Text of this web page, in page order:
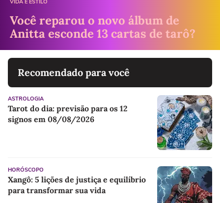
VIDA E ESTILO
Você reparou o novo álbum de
Anitta esconde 13 cartas de tarô?
Recomendado para você
ASTROLOGIA
Tarot do dia: previsão para os 12
signos em 08/08/2026
HORÓSCOPO
Xangô: 5 lições de justiça e equilíbrio
para transformar sua vida